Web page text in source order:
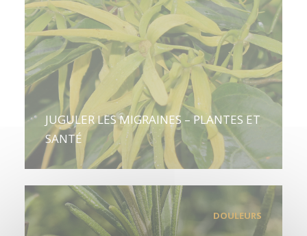
JUGULER LES MIGRAINES – PLANTES ET
SANTÉ
DOULEURS